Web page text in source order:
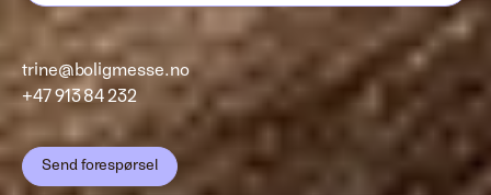
trine@boligmesse.no
+47 913 84 232
Send forespørsel